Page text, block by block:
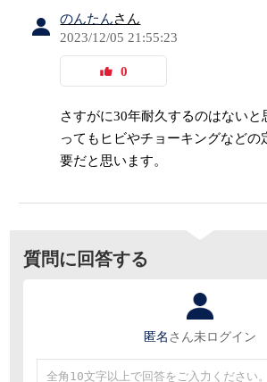
のんたんさん
2023/12/05 21:55:23
0
さすがに30年耐久するのはないと
ってもヒビやチョーキングなどの
要だと思います。
質問に回答する
匿名 さん未ログイン